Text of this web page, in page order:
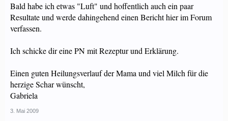
Bald habe ich etwas "Luft" und hoffentlich auch ein paar
Resultate und werde dahingehend einen Bericht hier im Forum
verfassen.
Ich schicke dir eine PN mit Rezeptur und Erklärung.
Einen guten Heilungsverlauf der Mama und viel Milch für die
herzige Schar wünscht,
Gabriela
3. Mai 2009